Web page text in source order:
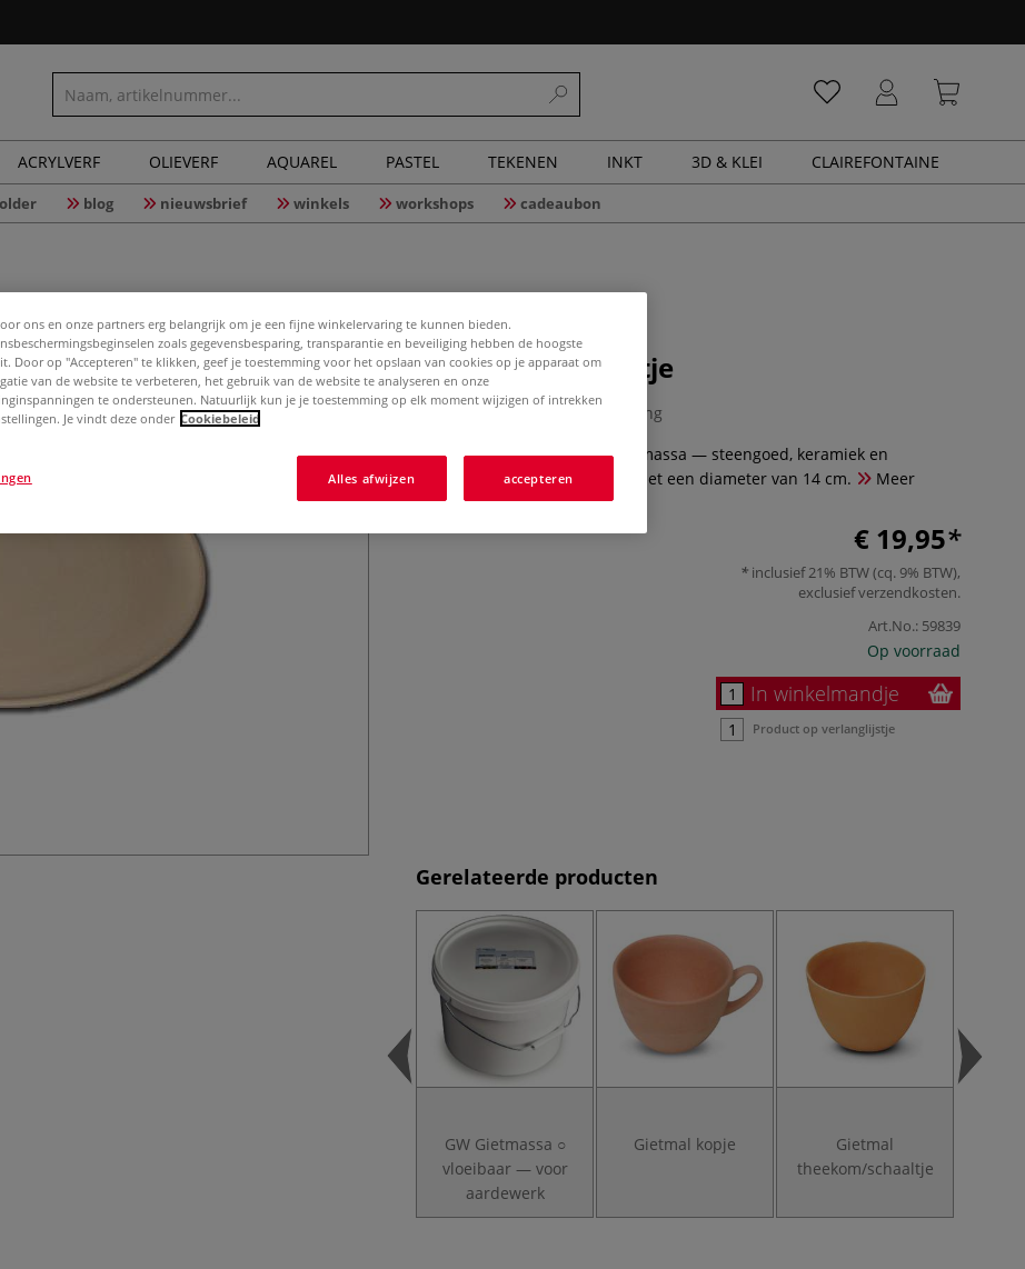
ACRYLVERF OLIEVERF AQUAREL PASTEL TEKENEN INKT 3D & KLEI CLAIREFONTAINE
blog nieuwsbrief winkels workshops cadeaubon
Gietmal — schoteltje
0 Beoordeling
Gietmal voor het gieten met gietmassa — steengoed, keramiek en
porcelein — van een schoteltje met een diameter van 14 cm.
Meer
€ 19,95
inclusief 21% BTW (cq. 9% BTW),
exclusiefverzendkosten.
Art.No.: 59839
Op voorraad
In winkelmandje
Product op verlanglijstje
Gerelateerde producten
GW Gietmassa ○
vloeibaar — voor
aardewerk
Gietmal kopje
Gietmal
theekom/schaaltje
ons en onze partners erg belangrijk om je een fijne winkelervaring te kunnen bieden.
zoals gegevensbesparing, transparantie en beveiliging hebben de hoogste
Door op "Accepteren" te klikken, geef je toestemming voor het opslaan van cookies op je apparaat om
van de website te verbeteren, het gebruik van de website te analyseren en onze
te ondersteunen. Natuurlijk kun je je toestemming op elk moment wijzigen of intrekken
Je vindt deze onder Cookiebeleid
Alles afwijzen accepteren